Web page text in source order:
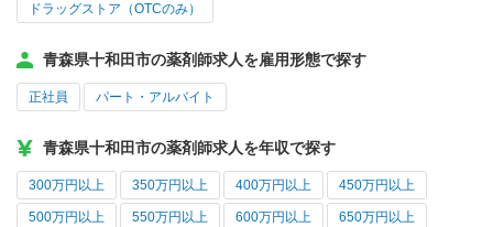
ドラッグストア（OTCのみ）
青森県十和田市の薬剤師求人を雇用形態で探す
正社員 パート・アルバイト
青森県十和田市の薬剤師求人を年収で探す
300万円以上 350万円以上 400万円以上 450万円以上
500万円以上 550万円以上 600万円以上 650万円以上